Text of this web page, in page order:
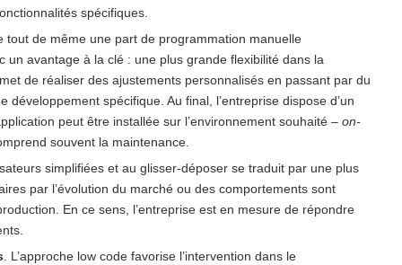
spécifiques.
tout de même une part de programmation manuelle
avantage à la clé : une plus grande flexibilité dans la
de réaliser des ajustements personnalisés en passant par du
spécifique. Au final, l’entreprise dispose d’un
peut être installée sur l’environnement souhaité – on-
souvent la maintenance.
simplifiées et au glisser-déposer se traduit par une plus
par l’évolution du marché ou des comportements sont
En ce sens, l’entreprise est en mesure de répondre
. L’approche low code favorise l’intervention dans le